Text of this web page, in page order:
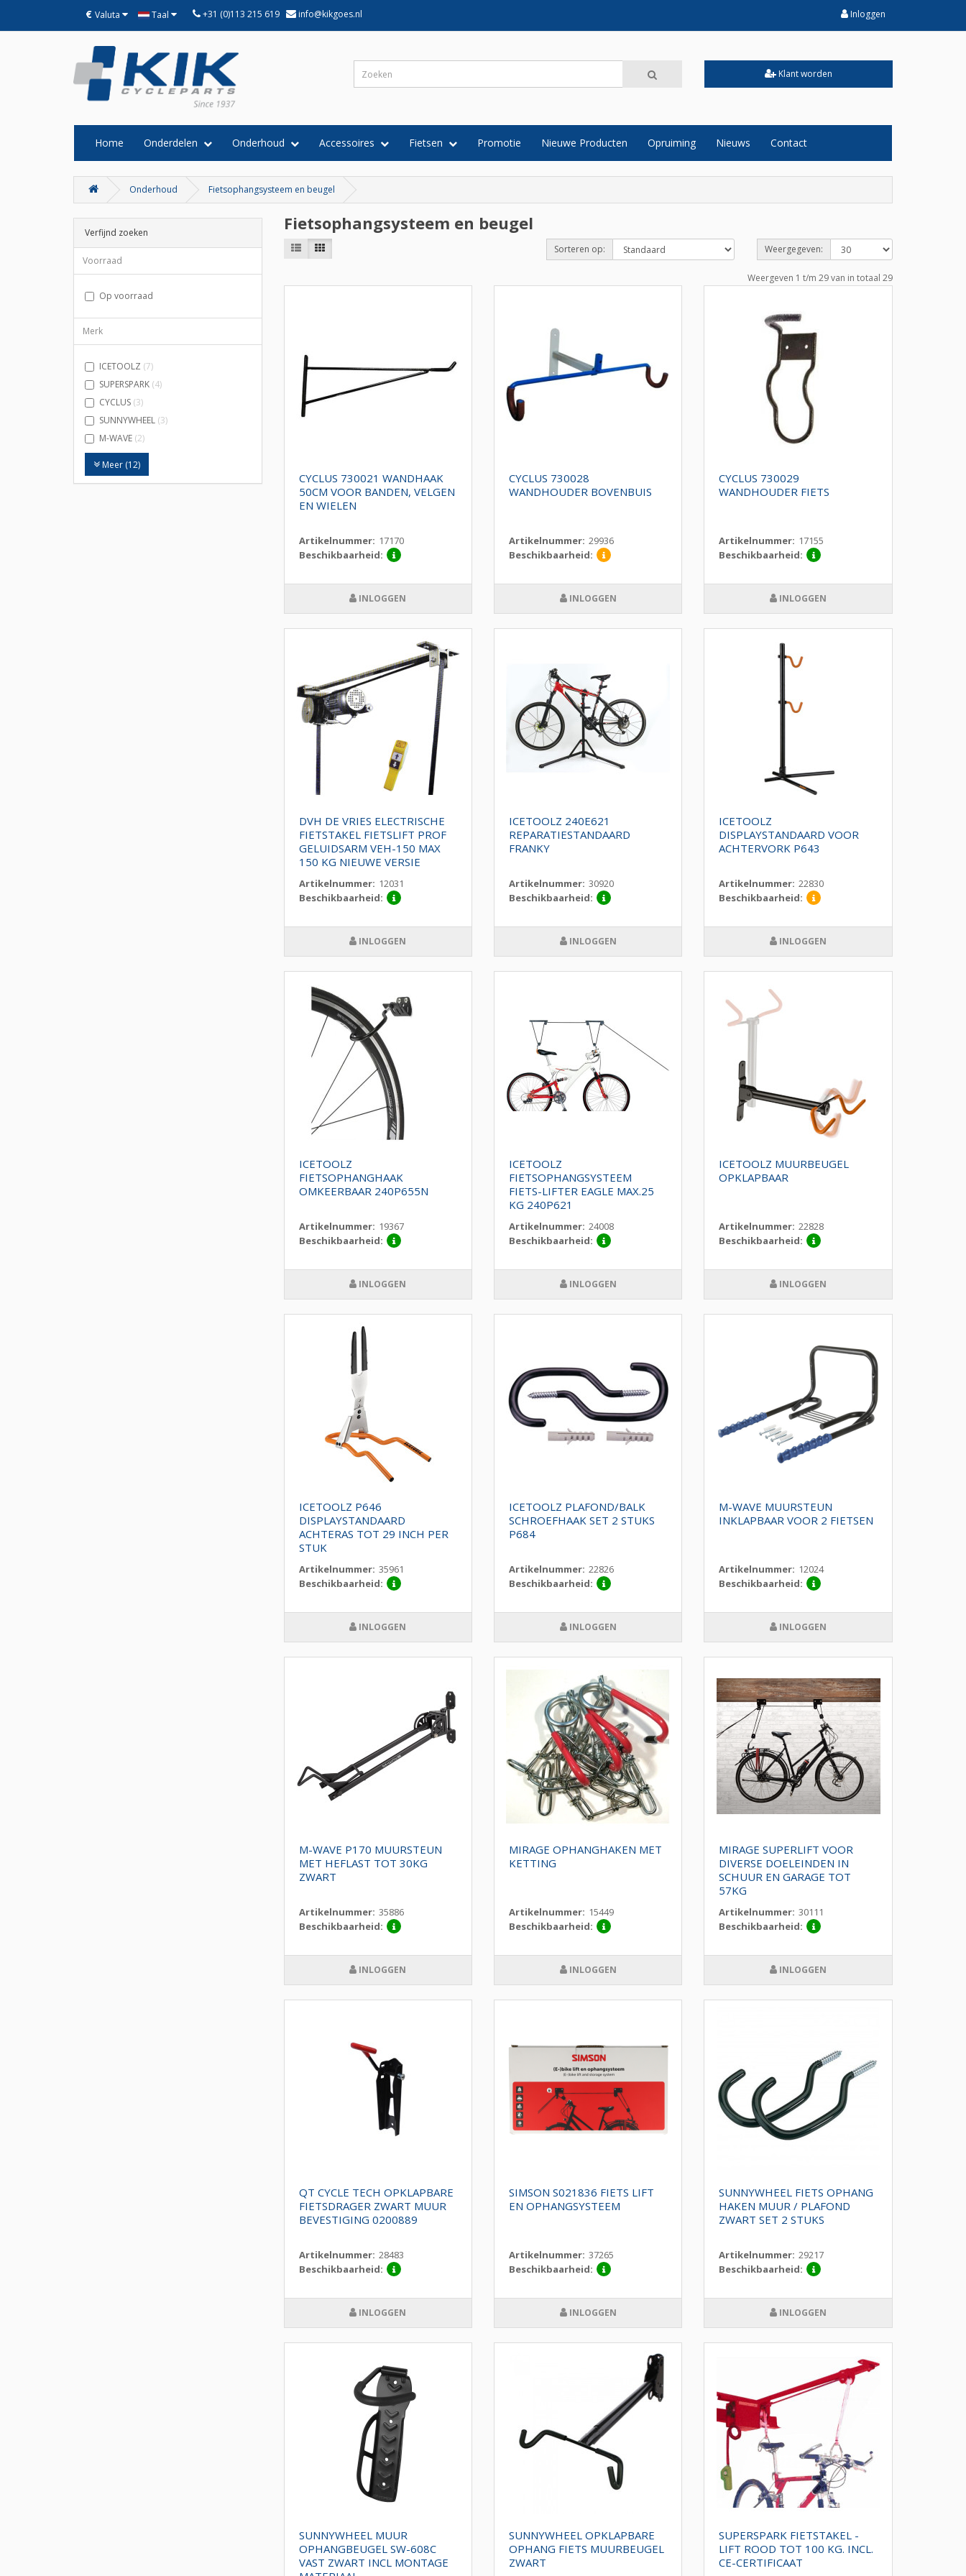
€ Valuta Taal +31 (0)113 215 619 info@kikgoes.nl Inloggen
Klant worden
Home Onderdelen Onderhoud Accessoires Fietsen Promotie Nieuwe Producten Opruiming Nieuws Contact
Onderhoud Fietsophangsysteem en beugel
Verfijnd zoeken
Voorraad
Op voorraad
Merk
ICETOOLZ (7)
SUPERSPARK (4)
CYCLUS (3)
SUNNYWHEEL (3)
M-WAVE (2)
Meer (12)
Fietsophangsysteem en beugel
Sorteren op: Weergegeven:
Weergeven 1 t/m 29 van in totaal 29
CYCLUS 730021 WANDHAAK
50CM VOOR BANDEN, VELGEN
EN WIELEN
Artikelnummer: 17170
Beschikbaarheid:
INLOGGEN
CYCLUS 730028
WANDHOUDER BOVENBUIS
Artikelnummer: 29936
Beschikbaarheid:
INLOGGEN
CYCLUS 730029
WANDHOUDER FIETS
Artikelnummer: 17155
Beschikbaarheid:
INLOGGEN
DVH DE VRIES ELECTRISCHE
FIETSTAKEL FIETSLIFT PROF
GELUIDSARM VEH-150 MAX
150 KG NIEUWE VERSIE
Artikelnummer: 12031
Beschikbaarheid:
INLOGGEN
ICETOOLZ 240E621
REPARATIESTANDAARD
FRANKY
Artikelnummer: 30920
Beschikbaarheid:
INLOGGEN
ICETOOLZ
DISPLAYSTANDAARD VOOR
ACHTERVORK P643
Artikelnummer: 22830
Beschikbaarheid:
INLOGGEN
ICETOOLZ
FIETSOPHANGHAAK
OMKEERBAAR 240P655N
Artikelnummer: 19367
Beschikbaarheid:
INLOGGEN
ICETOOLZ
FIETSOPHANGSYSTEEM
FIETS-LIFTER EAGLE MAX.25
KG 240P621
Artikelnummer: 24008
Beschikbaarheid:
INLOGGEN
ICETOOLZ MUURBEUGEL
OPKLAPBAAR
Artikelnummer: 22828
Beschikbaarheid:
INLOGGEN
ICETOOLZ P646
DISPLAYSTANDAARD
ACHTERAS TOT 29 INCH PER
STUK
Artikelnummer: 35961
Beschikbaarheid:
INLOGGEN
ICETOOLZ PLAFOND/BALK
SCHROEFHAAK SET 2 STUKS
P684
Artikelnummer: 22826
Beschikbaarheid:
INLOGGEN
M-WAVE MUURSTEUN
INKLAPBAAR VOOR 2 FIETSEN
Artikelnummer: 12024
Beschikbaarheid:
INLOGGEN
M-WAVE P170 MUURSTEUN
MET HEFLAST TOT 30KG
ZWART
Artikelnummer: 35886
Beschikbaarheid:
INLOGGEN
MIRAGE OPHANGHAKEN MET
KETTING
Artikelnummer: 15449
Beschikbaarheid:
INLOGGEN
MIRAGE SUPERLIFT VOOR
DIVERSE DOELEINDEN IN
SCHUUR EN GARAGE TOT
57KG
Artikelnummer: 30111
Beschikbaarheid:
INLOGGEN
QT CYCLE TECH OPKLAPBARE
FIETSDRAGER ZWART MUUR
BEVESTIGING 0200889
Artikelnummer: 28483
Beschikbaarheid:
INLOGGEN
SIMSON S021836 FIETS LIFT
EN OPHANGSYSTEEM
Artikelnummer: 37265
Beschikbaarheid:
INLOGGEN
SUNNYWHEEL FIETS OPHANG
HAKEN MUUR / PLAFOND
ZWART SET 2 STUKS
Artikelnummer: 29217
Beschikbaarheid:
INLOGGEN
SUNNYWHEEL MUUR
OPHANGBEUGEL SW-608C
VAST ZWART INCL MONTAGE
SUNNYWHEEL OPKLAPBARE
OPHANG FIETS MUURBEUGEL
ZWART
SUPERSPARK FIETSTAKEL -
LIFT ROOD TOT 100 KG. INCL.
CE-CERTIFICAAT